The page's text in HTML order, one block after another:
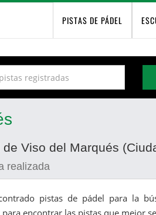
PISTAS DE PÁDEL
Viso del Marqués
realizada
pistas de pádel para la
encontrar las pistas que mejor